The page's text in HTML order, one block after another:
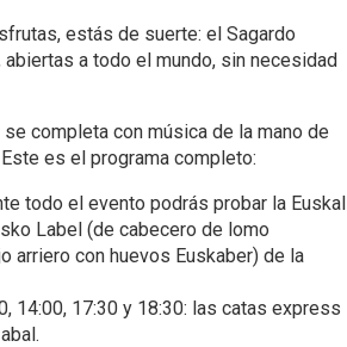
estás de suerte: el Sagardo
a todo el mundo, sin necesidad
completa con música de la mano de
es el programa completo:
todo el evento podrás probar la Euskal
Label (de cabecero de lomo
arriero con huevos Euskaber) de la
14:00, 17:30 y 18:30: las catas express